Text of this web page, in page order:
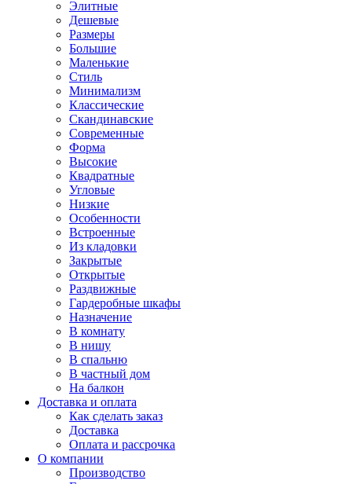
Элитные
Дешевые
Размеры
Большие
Маленькие
Стиль
Минимализм
Классические
Скандинавские
Современные
Форма
Высокие
Квадратные
Угловые
Низкие
Особенности
Встроенные
Из кладовки
Закрытые
Открытые
Раздвижные
Гардеробные шкафы
Назначение
В комнату
В нишу
В спальню
В частный дом
На балкон
Доставка и оплата
Как сделать заказ
Доставка
Оплата и рассрочка
О компании
Производство